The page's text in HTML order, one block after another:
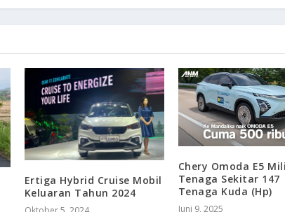
Ertiga Hybrid Cruise Mobil
Keluaran Tahun 2024
Chery Omoda E5
Tenaga Sekitar 147
Tenaga Kuda (Hp)
Juni 9, 2025